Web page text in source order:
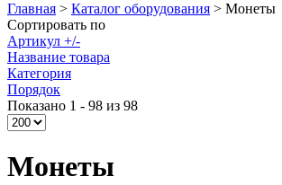
Главная > Каталог оборудования > Монеты
Сортировать по
Артикул +/-
Название товара
Категория
Порядок
Показано 1 - 98 из 98
Монеты